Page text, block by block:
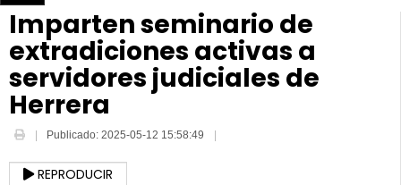
Aumentar texto (+)
Reducir texto (-)
Restablecer texto
Escala de Brillo
Escala de grises
Imparten seminario de
extradiciones activas a
servidores judiciales de
Herrera
Publicado: 2025-05-12 15:58:49
REPRODUCIR